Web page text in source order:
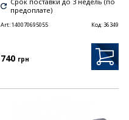
предоплате)
Art:140070695055 Код: 36349
740 грн